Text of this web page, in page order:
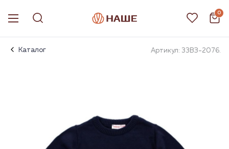
0
Каталог Артикул: 33ВЗ-2076.